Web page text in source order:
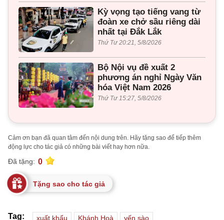
Kỳ vọng tạo tiếng vang từ
đoàn xe chở sầu riêng dài
nhất tại Đắk Lắk
Thứ Tư 20:21, 5/8/2026
Bộ Nội vụ đề xuất 2
phương án nghỉ Ngày Văn
hóa Việt Nam 2026
Thứ Tư 15:27, 5/8/2026
Cảm ơn bạn đã quan tâm đến nội dung trên. Hãy tặng sao để tiếp thêm
động lực cho tác giả có những bài viết hay hơn nữa.
Đã tặng: 0
Tặng sao cho tác giả
Tag: xuất khẩu Khánh Hoà
yến sào